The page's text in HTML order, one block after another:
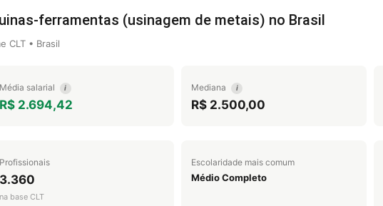
ferramentas (usinagem de metais) no Brasil
CLT • Brasil
Média salarial i
R$ 2.694,42
Mediana i
R$ 2.500,00
Profissionais
3.360
na base CLT
Escolaridade mais comum
Médio Completo